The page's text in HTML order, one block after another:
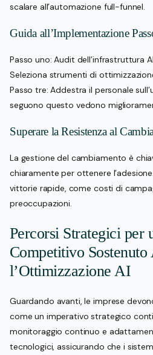
scalare all’automazione full-funnel.
Guida all’Implementazione
Passo uno: Audit dell’infrastruttura
Seleziona strumenti di
Passo tre: Addestra il personale
seguono questo vedono
Superare la Resistenza al
La gestione del cambiamento è
chiaramente per ottenere
vittorie rapide, come costi di
preoccupazioni.
Percorsi Strategici per
Competitivo Sostenuto
l’Ottimizzazione AI
Guardando avanti, le imprese
come un imperativo strategico
monitoraggio continuo e
tecnologici, assicurando che i